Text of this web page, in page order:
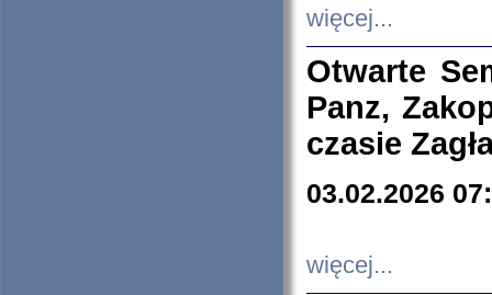
więcej...
Otwarte
Panz,
czasie
03.02.2026
więcej...